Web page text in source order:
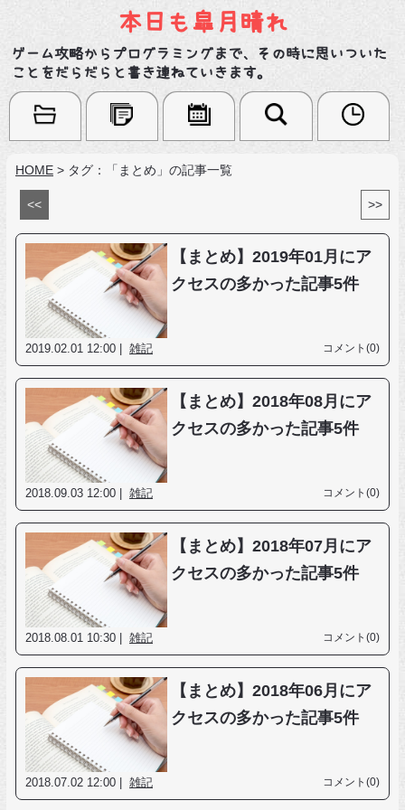
本日も皐月晴れ
ゲーム攻略からプログラミングまで、その時に思いついた
ことをだらだらと書き連ねていきます。
HOME > タグ：「まとめ」の記事一覧
<< >>
【まとめ】2019年01月にア
クセスの多かった記事5件
2019.02.01 12:00 | 雑記 コメント(0)
【まとめ】2018年08月にア
クセスの多かった記事5件
2018.09.03 12:00 | 雑記 コメント(0)
【まとめ】2018年07月にア
クセスの多かった記事5件
2018.08.01 10:30 | 雑記 コメント(0)
【まとめ】2018年06月にア
クセスの多かった記事5件
2018.07.02 12:00 | 雑記 コメント(0)